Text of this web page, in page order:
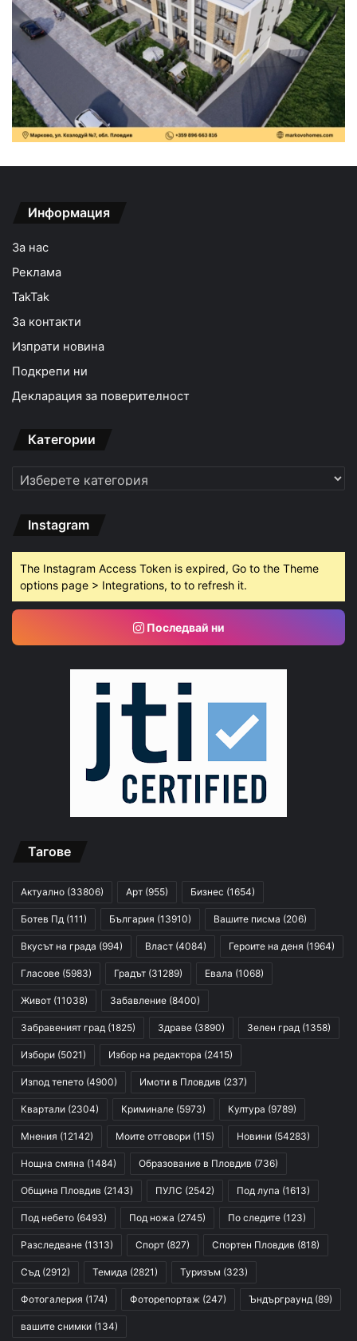
Информация
За нас
Реклама
TakTak
За контакти
Изпрати новина
Подкрепи ни
Декларация за поверителност
Категории
Категории
Instagram
The Instagram Access Token is expired, Go to the Theme
options page > Integrations, to to refresh it.
Последвай ни
Тагове
Актуално (33806) Арт (955) Бизнес (1654)
Ботев Пд (111) България (13910) Вашите писма (206)
Вкусът на града (994) Власт (4084) Героите на деня (1964)
Гласове (5983) Градът (31289) Евала (1068)
Живот (11038) Забавление (8400)
Забравеният град (1825) Здраве (3890) Зелен град (1358)
Избори (5021) Избор на редактора (2415)
Изпод тепето (4900) Имоти в Пловдив (237)
Квартали (2304) Криминале (5973) Култура (9789)
Мнения (12142) Моите отговори (115) Новини (54283)
Нощна смяна (1484) Образование в Пловдив (736)
Община Пловдив (2143) ПУЛС (2542) Под лупа (1613)
Под небето (6493) Под ножа (2745) По следите (123)
Разследване (1313) Спорт (827) Спортен Пловдив (818)
Съд (2912) Темида (2821) Туризъм (323)
Фотогалерия (174) Фоторепортаж (247) Ъндърграунд (89)
вашите снимки (134)